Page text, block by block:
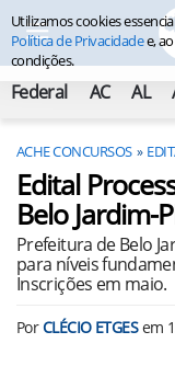
Federal AC AL
ACHE CONCURSOS
Edital
Belo Jardim-
Prefeitura de Belo
para níveis
Inscrições em maio.
PorCLÉCIO ETGESem
Utilizamos cookies
Política de Privacidadee,
condições.